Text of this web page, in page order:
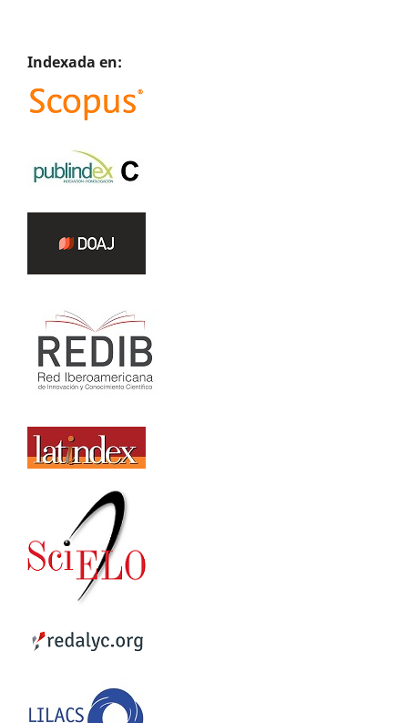
Indexada en: